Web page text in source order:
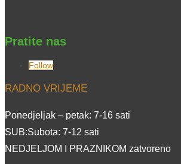
Pratite nas
Follow
RADNO VRIJEME
Ponedjeljak – petak: 7-16 sati
SUB:Subota: 7-12 sati
NEDJELJOM I PRAZNIKOM zatvoreno